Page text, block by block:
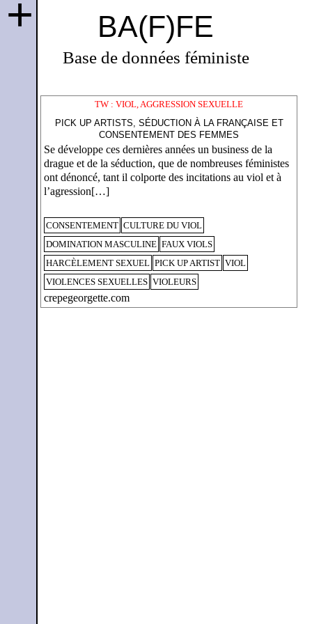
BA(F)FE
Base de données féministe
+
TW : VIOL, AGGRESSION SEXUELLE
PICK UP ARTISTS, SÉDUCTION À LA FRANÇAISE ET
CONSENTEMENT DES FEMMES
Se développe ces dernières années un business de la
drague et de la séduction, que de nombreuses féministes
ont dénoncé, tant il colporte des incitations au viol et à
l’agression[…]
CONSENTEMENT CULTURE DU VIOL
DOMINATION MASCULINE FAUX VIOLS
HARCÈLEMENT SEXUEL PICK UP ARTIST VIOL
VIOLENCES SEXUELLES VIOLEURS
crepegeorgette.com